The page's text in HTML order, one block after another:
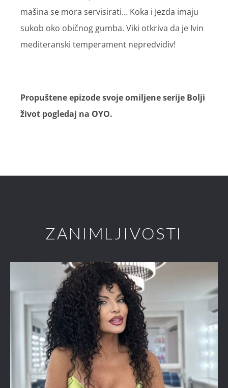
mašina se mora servisirati… Koka i Jezda imaju
sukob oko običnog gumba. Viki otkriva da je Ivin
mediteranski temperament nepredvidiv!
Propuštene epizode svoje omiljene serije Bolji
život pogledaj na OYO.
ZANIMLJIVOSTI